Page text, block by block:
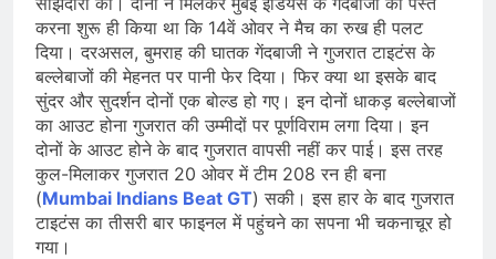
करना शुरू ही किया था कि 14वें ओवर ने मैच का रुख ही पलट
दिया। दरअसल, बुमराह की घातक गेंदबाजी ने गुजरात टाइटंस के
बल्लेबाजों की मेहनत पर पानी फेर दिया। फिर क्या था इसके बाद
सुंदर और सुदर्शन दोनों एक बोल्ड हो गए। इन दोनों धाकड़ बल्लेबाजों
का आउट होना गुजरात की उम्मीदों पर पूर्णविराम लगा दिया। इन
दोनों के आउट होने के बाद गुजरात वापसी नहीं कर पाई। इस तरह
कुल-मिलाकर गुजरात 20 ओवर में टीम 208 रन ही बना
(Mumbai Indians Beat GT) सकी। इस हार के बाद गुजरात
टाइटंस का तीसरी बार फाइनल में पहुंचने का सपना भी चकनाचूर हो
गया।